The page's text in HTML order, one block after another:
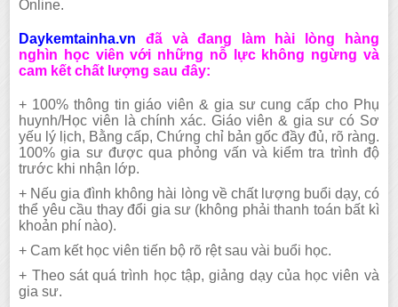
Online.
Daykemtainha.vn đã và đang làm hài lòng hàng
nghìn học viên với những nỗ lực không ngừng và
cam kết chất lượng sau đây:
+ 100% thông tin giáo viên & gia sư cung cấp cho Phụ
huynh/Học viên là chính xác. Giáo viên & gia sư có Sơ
yếu lý lịch, Bằng cấp, Chứng chỉ bản gốc đầy đủ, rõ ràng.
100% gia sư được qua phỏng vấn và kiểm tra trình độ
trước khi nhận lớp.
+ Nếu gia đình không hài lòng về chất lượng buổi dạy, có
thể yêu cầu thay đổi gia sư (không phải thanh toán bất kì
khoản phí nào).
+ Cam kết học viên tiến bộ rõ rệt sau vài buổi học.
+ Theo sát quá trình học tập, giảng dạy của học viên và
gia sư.